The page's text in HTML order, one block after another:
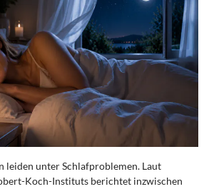
leiden unter Schlafproblemen. Laut
Koch-Instituts berichtet inzwischen